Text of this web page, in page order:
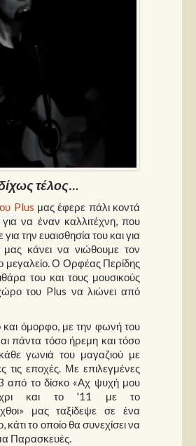
τέλος…
Plus μας έφερε πάλι κοντά
να έναν καλλιτέχνη, που
την ευαισθησία του και για
κάνει να νιώθουμε τον
μεγαλείο. Ο Ορφέας Περίδης
του και τους μουσικούς
του Plus να λιώνει από
όμορφο, με την φωνή του
πάντα τόσο ήρεμη και τόσο
κάθε γωνιά του μαγαζιού με
τις εποχές. Με επιλεγμένες
από το δίσκο «Αχ ψυχή μου
και το '11 με το
μας ταξίδεψε σε ένα
το οποίο θα συνεχίσει να
Παρασκευές.